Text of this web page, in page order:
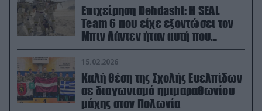
Επιχείρηση Dehdasht: Η SEAL
Team 6 που είχε εξοντώσει τον
Μπιν Λάντεν ήταν αυτή που
διέσωσε τον πιλότο του F-15
15.02.2026
Καλή θέση της Σχολής Ευελπίδων
σε διαγωνισμό ημιμαραθωνίου
μάχης στον Πολωνία